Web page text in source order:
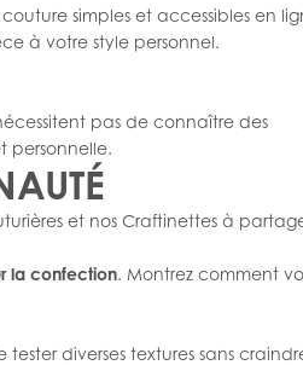
simples et accessibles en
à votre style personnel.
pas de connaître des
personnelle.
et nos Craftinettes à
la confection. Montrez comment
diverses textures sans